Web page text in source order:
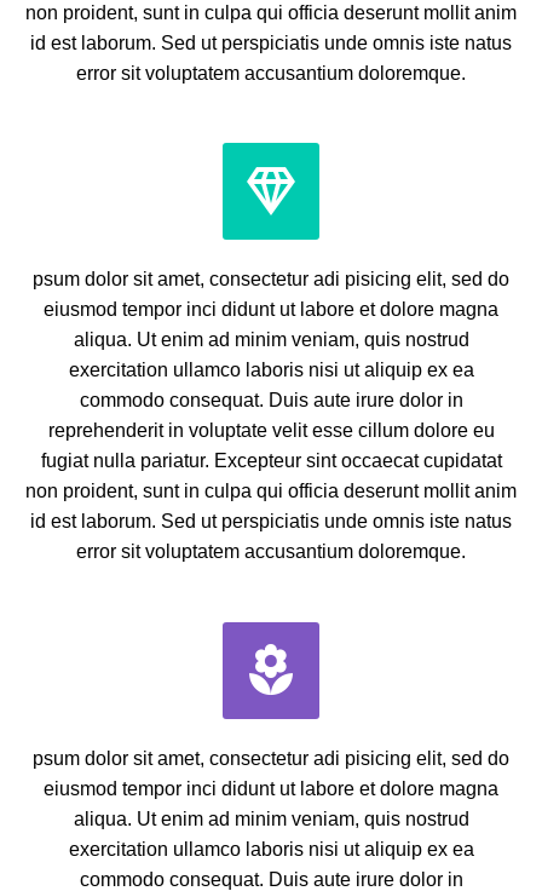
non proident, sunt in culpa qui officia deserunt mollit anim
id est laborum. Sed ut perspiciatis unde omnis iste natus
error sit voluptatem accusantium doloremque.


psum dolor sit amet, consectetur adi pisicing elit, sed do
eiusmod tempor inci didunt ut labore et dolore magna
aliqua. Ut enim ad minim veniam, quis nostrud
exercitation ullamco laboris nisi ut aliquip ex ea
commodo consequat. Duis aute irure dolor in
reprehenderit in voluptate velit esse cillum dolore eu
fugiat nulla pariatur. Excepteur sint occaecat cupidatat
non proident, sunt in culpa qui officia deserunt mollit anim
id est laborum. Sed ut perspiciatis unde omnis iste natus
error sit voluptatem accusantium doloremque.


psum dolor sit amet, consectetur adi pisicing elit, sed do
eiusmod tempor inci didunt ut labore et dolore magna
aliqua. Ut enim ad minim veniam, quis nostrud
exercitation ullamco laboris nisi ut aliquip ex ea
commodo consequat. Duis aute irure dolor in